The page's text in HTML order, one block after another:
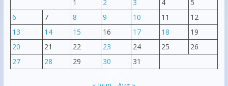
1
2 3 4
5
6
7 8 9 10 11
12
13
14 15 16 17 18
19
20
21 22 23 24 25
26
27
28 29 30 31